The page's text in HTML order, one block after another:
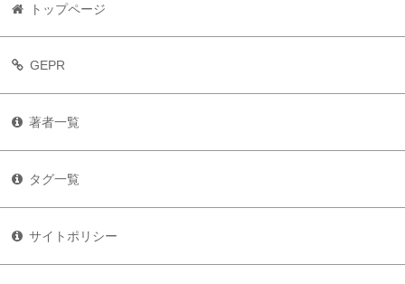
トップページ
GEPR
著者一覧
タグ一覧
サイトポリシー